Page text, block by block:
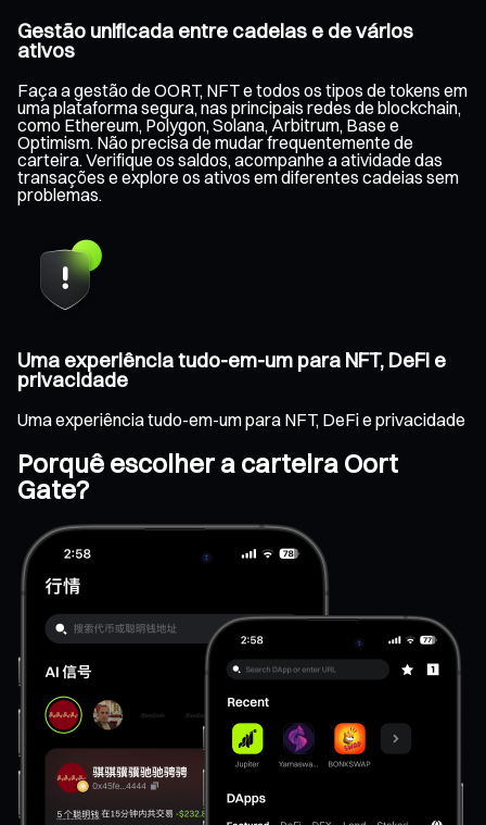
Gestão unificada entre cadeias e de vários
ativos
Faça a gestão de OORT, NFT e todos os tipos de tokens em
uma plataforma segura, nas principais redes de blockchain,
como Ethereum, Polygon, Solana, Arbitrum, Base e
Optimism. Não precisa de mudar frequentemente de
carteira. Verifique os saldos, acompanhe a atividade das
transações e explore os ativos em diferentes cadeias sem
problemas.
Uma experiência tudo-em-um para NFT, DeFi e
privacidade
Uma experiência tudo-em-um para NFT, DeFi e privacidade
Porquê escolher a carteira Oort
Gate?